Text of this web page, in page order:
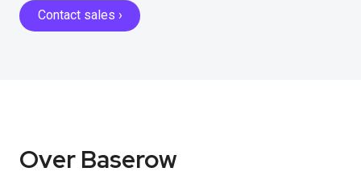
Contact sales ›
Over Baserow